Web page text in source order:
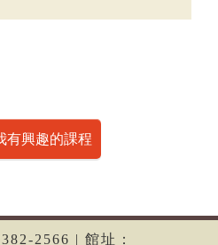
有興趣的課程
2566 | 館址：